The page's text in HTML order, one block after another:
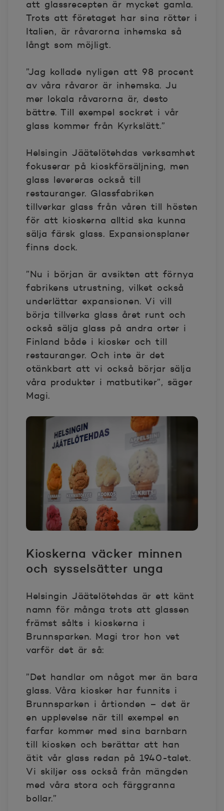
att glassrecepten är mycket gamla.
Trots att företaget har sina rötter i
Italien, är råvarorna inhemska så
långt som möjligt.
”Jag kollade nyligen att 98 procent
av våra råvaror är inhemska. Ju
mer lokala råvarorna är, desto
bättre. Till exempel sockret i vår
glass kommer från Kyrkslätt.”
Helsingin Jäätelötehdas verksamhet
fokuserar på kioskförsäljning, men
glass levereras också till
restauranger. Glassfabriken
tillverkar glass från våren till hösten
för att kioskerna alltid ska kunna
sälja färsk glass. Expansionsplaner
finns dock.
”Nu i början är avsikten att förnya
fabrikens utrustning, vilket också
underlättar expansionen. Vi vill
börja tillverka glass året runt och
också sälja glass på andra orter i
Finland både i kiosker och till
restauranger. Och inte är det
otänkbart att vi också börjar sälja
våra produkter i matbutiker”, säger
Magi.
Kioskerna väcker minnen
och sysselsätter unga
Helsingin Jäätelötehdas är ett känt
namn för många trots att glassen
främst sålts i kioskerna i
Brunnsparken. Magi tror hon vet
varför det är så:
”Det handlar om något mer än bara
glass. Våra kiosker har funnits i
Brunnsparken i årtionden – det är
en upplevelse när till exempel en
farfar kommer med sina barnbarn
till kiosken och berättar att han
ätit vår glass redan på 1940-talet.
Vi skiljer oss också från mängden
med våra stora och färggranna
bollar.”